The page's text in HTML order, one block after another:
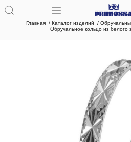
Главная Каталог изделий
Обручальное кольцо из белого